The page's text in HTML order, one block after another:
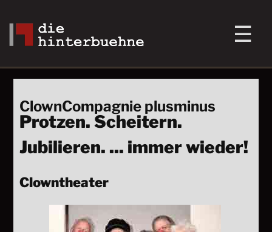
ClownCompagnie plusminus
Protzen. Scheitern.
Jubilieren. ... immer wieder!
Clowntheater